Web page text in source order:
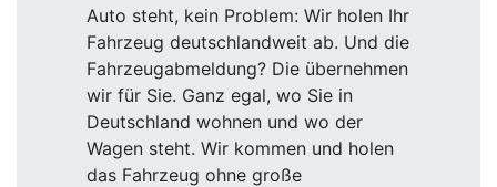
Auto steht, kein Problem: Wir holen Ihr
Fahrzeug deutschlandweit ab. Und die
Fahrzeugabmeldung? Die übernehmen
wir für Sie. Ganz egal, wo Sie in
Deutschland wohnen und wo der
Wagen steht. Wir kommen und holen
das Fahrzeug ohne große